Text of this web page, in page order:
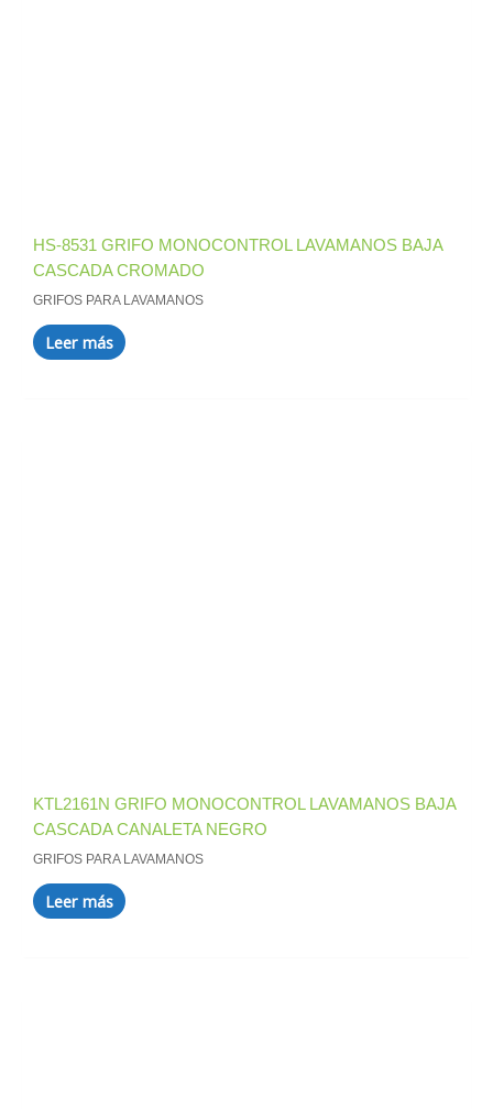
HS-8531 GRIFO MONOCONTROL LAVAMANOS BAJA
CASCADA CROMADO
GRIFOS PARA LAVAMANOS
Leer más
KTL2161N GRIFO MONOCONTROL LAVAMANOS BAJA
CASCADA CANALETA NEGRO
GRIFOS PARA LAVAMANOS
Leer más